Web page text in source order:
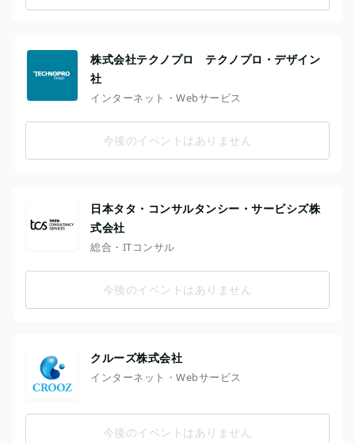
株式会社テクノプロ テクノプロ・デザイン
社
インターネット・Webサービス
今後のイベントはありません
日本タタ・コンサルタンシー・サービシズ株
式会社
総合・ITコンサル
今後のイベントはありません
クルーズ株式会社
インターネット・Webサービス
今後のイベントはありません